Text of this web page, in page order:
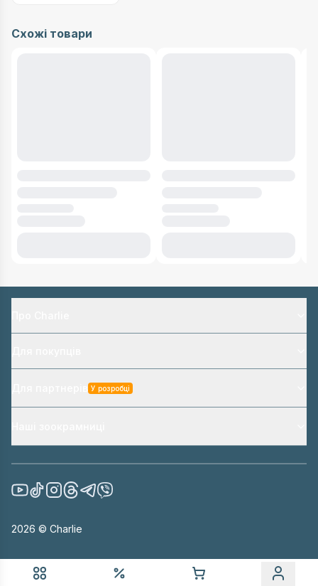
Схожі товари
У розробці
2026 © Charlie